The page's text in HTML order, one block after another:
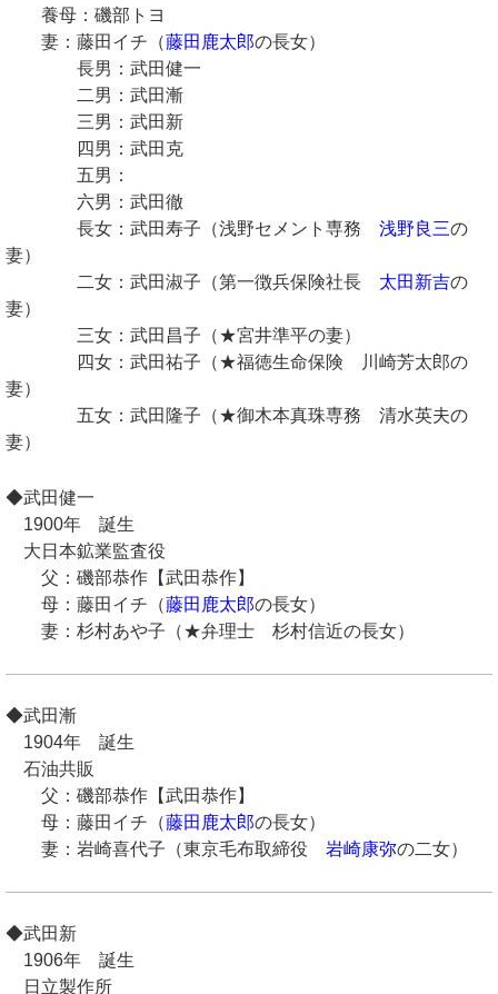
養母：磯部トヨ
妻：藤田イチ（藤田鹿太郎の長女）
長男：武田健一
二男：武田漸
三男：武田新
四男：武田克
五男：
六男：武田徹
長女：武田寿子（浅野セメント専務 浅野良三の
妻）
二女：武田淑子（第一徴兵保険社長 太田新吉の
妻）
三女：武田昌子（★宮井準平の妻）
四女：武田祐子（★福徳生命保険 川崎芳太郎の
妻）
五女：武田隆子（★御木本真珠専務 清水英夫の
妻）
◆武田健一
1900年 誕生
大日本鉱業監査役
父：磯部恭作【武田恭作】
母：藤田イチ（藤田鹿太郎の長女）
妻：杉村あや子（★弁理士 杉村信近の長女）
◆武田漸
1904年 誕生
石油共販
父：磯部恭作【武田恭作】
母：藤田イチ（藤田鹿太郎の長女）
妻：岩崎喜代子（東京毛布取締役 岩崎康弥の二女）
◆武田新
1906年 誕生
日立製作所